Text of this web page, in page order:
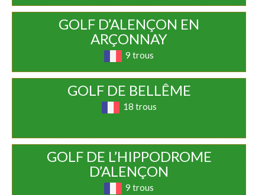
GOLF D’ALENÇON EN
ARÇONNAY
9 trous
GOLF DE BELLÊME
18 trous
GOLF DE L’HIPPODROME
D’ALENÇON
9 trous